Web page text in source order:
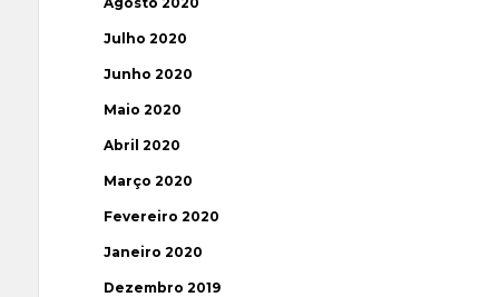
Julho 2020
Junho 2020
Maio 2020
Abril 2020
Março 2020
Fevereiro 2020
Janeiro 2020
Dezembro 2019